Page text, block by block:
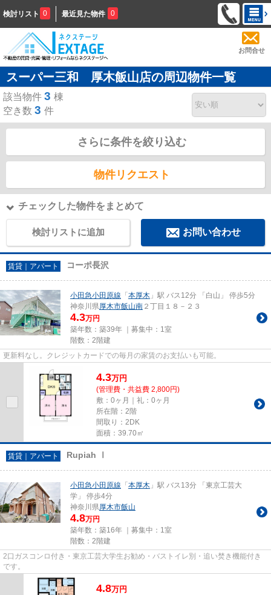
検討リスト 0 最近見た物件 0
お問合せ
スーパー三和 厚木飯山店の周辺物件一覧
該当物件 3 棟
空き数 3 件
さらに条件を絞り込む
物件リクエスト
チェックした物件をまとめて
検討リストに追加 お問い合わせ
賃貸｜アパート コーポ長沢
小田急小田原線 「本厚木 」駅 バス12分 「白山」 停歩5分
神奈川県厚木市飯山南 ２丁目１８－２３
4.3万円
築年数：築39年 ｜募集中： 1室
階数：2階建
更新料なし。クレジットカードでの毎月の家賃のお支払いも可能。
4.3万円
(管理費・共益費 2,800円)
敷：0ヶ月｜礼：0ヶ月
所在階：2階
間取り：2DK
面積：39.70㎡
賃貸｜アパート Rupiah Ⅰ
小田急小田原線 「本厚木 」駅 バス13分 「東京工芸大
学」 停歩4分
神奈川県厚木市飯山
4.8万円
築年数：築16年 ｜募集中： 1室
階数：2階建
2口ガスコンロ付き・東京工芸大学生お勧め・バストイレ別・追い焚き機能付き
です。
4.8万円